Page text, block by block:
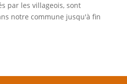
par les villageois, sont
notre commune jusqu'à fin